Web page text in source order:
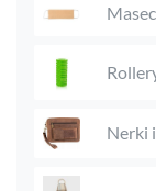
Nerki